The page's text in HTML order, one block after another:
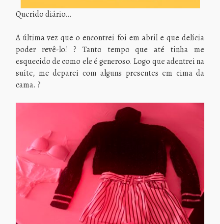
Querido diário…
A última vez que o encontrei foi em abril e que delícia
poder revê-lo! ? Tanto tempo que até tinha me
esquecido de como ele é generoso. Logo que adentrei na
suíte, me deparei com alguns presentes em cima da
cama. ?